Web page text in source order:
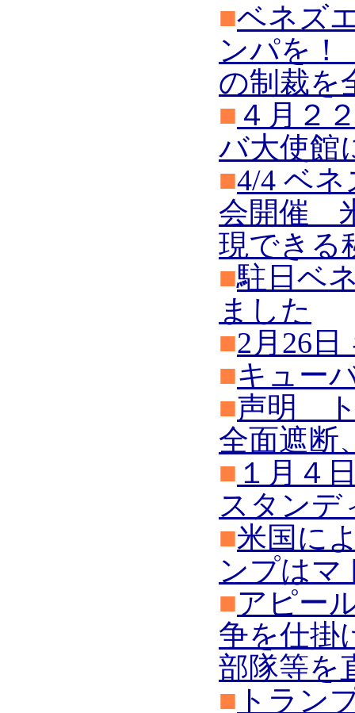
■ベネズ
ンパを
の制裁を
■ ４月２
バ大使館
■4/4 ベ
会開催
現できる
■駐日ベ
ました
■2月26
■キュー
■声明 ト
全面遮断
■ １月４
スタンデ
■米国に
ンプはマ
■アピー
争を仕掛
部隊等を
■ トラン